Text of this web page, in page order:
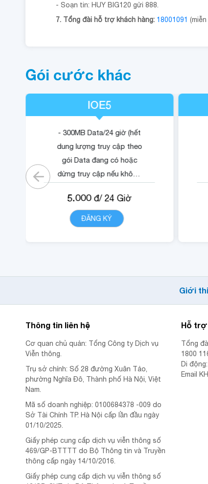
- Soạn tin: HUY BIG120 gửi 888.
7. Tổng đài hỗ trợ khách hàng: 18001091 (miễn
Gói cước khác
IOE5
- 300MB Data/24 giờ (hết
dung lượng truy cập theo
gói Data đang có hoặc
dừng truy cập nếu không
- Cộng 500 RUBY.
- 01 Mã Quyền Lợi IOE sử
dụng trong 24 giờ.
5.000đ/ 24 Giờ
ĐĂNG KÝCHI TIẾT
Giới
Thông tin liên hệ
Cơ quan chủ quản: Tổng Công ty Dịch vụ
Viễn thông.
Trụ sở chính: Số 28 đường Xuân Tảo,
phường Nghĩa Đô, Thành phố Hà Nội, Việt
Nam.
Mã số doanh nghiệp: 0100684378 -009 do
Sở Tài Chính TP. Hà Nội cấp lần đầu ngày
01/10/2025.
Giấy phép cung cấp dịch vụ viễn thông số
469/GP-BTTTT do Bộ Thông tin và Truyền
thông cấp ngày 14/10/2016.
Giấy phép cung cấp dịch vụ viễn thông số
Hỗ trợ
Tổng
1800
Di
Email